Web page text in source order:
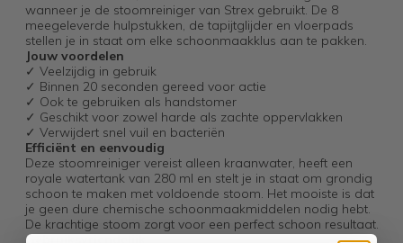
wanneer je de stoomreiniger van Strex gebruikt. De 8
meegeleverde hulpstukken, de tapijtglijder en vloerpads
stellen je in staat om elke schoonmaakklus aan te pakken.
Jouw voordelen
✓ Veelzijdig in gebruik
✓ Binnen 20 seconden gereed voor actie
✓ Ook te gebruiken als handstomer
✓ Geschikt voor zowel harde als zachte oppervlakken
✓ Verwijdert snel vuil en bacteriën
Efficiënt en eenvoudig
Deze stoomreiniger vereist alleen kraanwater, heeft een
royale watertank van 280 ml en stelt je in staat om grondig
schoon te maken met voldoende stoom. Het mooiste is dat
je geen dure chemische schoonmaakmiddelen nodig hebt.
De krachtige stoom zorgt voor een perfect schoon resultaat.
Gebruiksvriendelijk